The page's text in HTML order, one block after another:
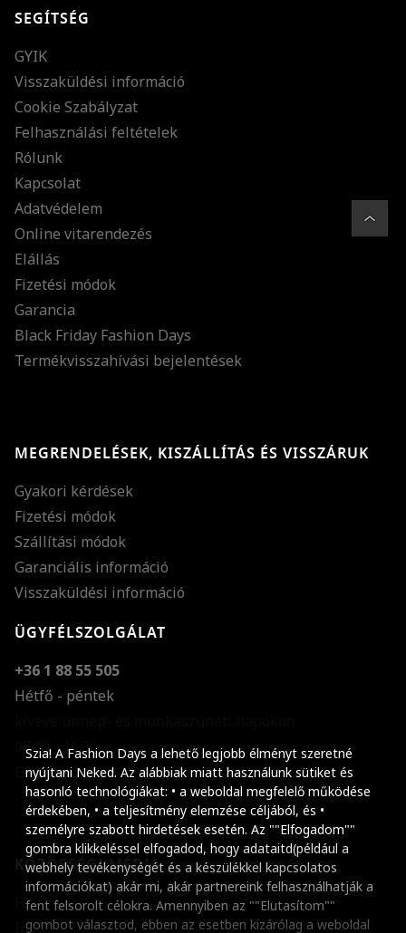
Szia! A Fashion Days a lehető legjobb élményt szeretné
nyújtani Neked. Az alábbiak miatt használunk sütiket és
hasonló technológiákat: • a weboldal megfelelő működése
érdekében, • a teljesítmény elemzése céljából, és •
személyre szabott hirdetések esetén. Az ""Elfogadom""
gombra klikkeléssel elfogadod, hogy adataitd(például a
webhely tevékenységét és a készülékkel kapcsolatos
információkat) akár mi, akár partnereink felhasználhatják a
fent felsorolt célokra. Amennyiben az ""Elutasítom""
gombot választod, ebben az esetben kizárólag a weboldal
különleges ajánlatainkat és stílustippjeinket!
SEGÍTSÉG
GYIK
Visszaküldési információ
Cookie Szabályzat
Felhasználási feltételek
Rólunk
Kapcsolat
Adatvédelem
Online vitarendezés
Elállás
Fizetési módok
Garancia
Black Friday Fashion Days
Termékvisszahívási bejelentések
MEGRENDELÉSEK, KISZÁLLÍTÁS ÉS VISSZÁRUK
Gyakori kérdések
Fizetési módok
Szállítási módok
Garanciális információ
Visszaküldési információ
ÜGYFÉLSZOLGÁLAT
+36 1 88 55 505
Hétfő - péntek
08:00 - 16:30
E-mail küldése
KÖZÖSSÉGI MÉDIA
Facebook
Instagram
Szöveg méretének
Szóköz növelése
Szóköz csökkentése
Sortávolság
Sortávolság